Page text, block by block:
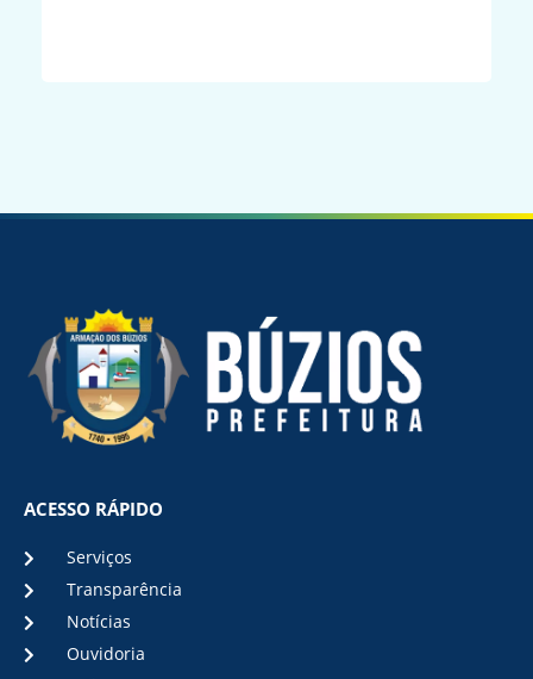
ACESSO RÁPIDO
Serviços
Transparência
Notícias
Ouvidoria